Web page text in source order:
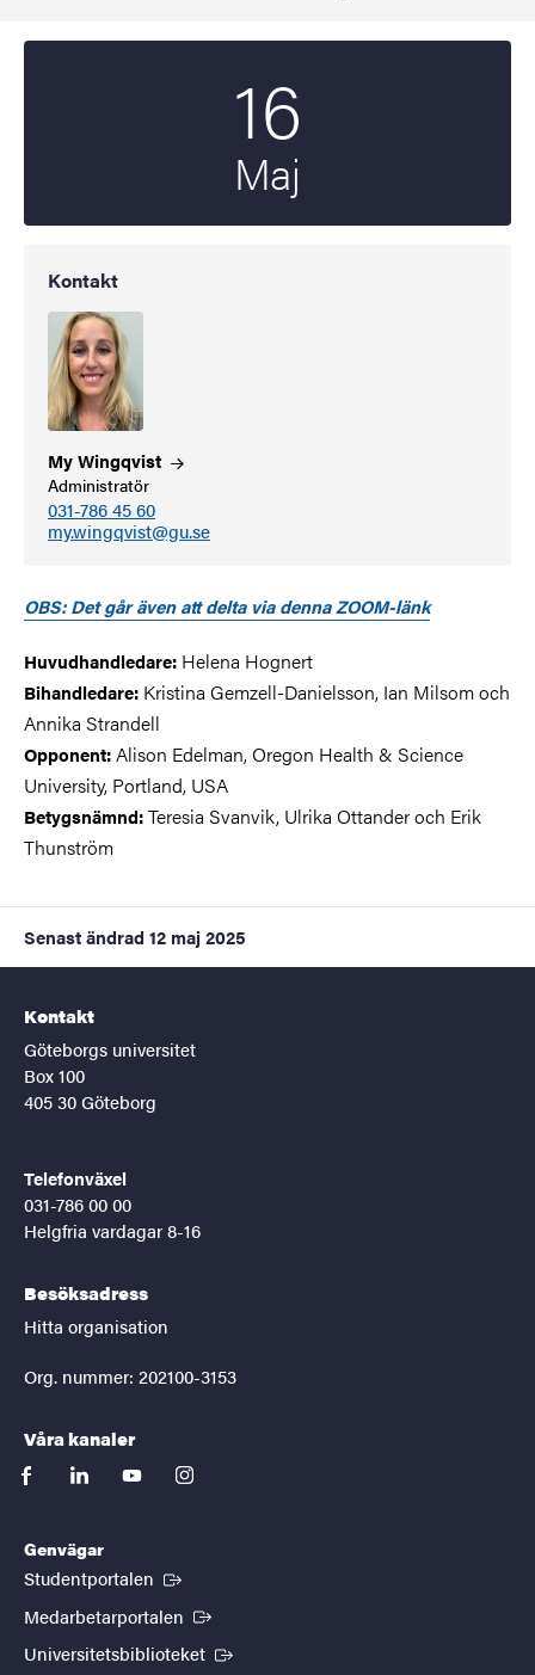
16
Maj
Kontakt
MyWingqvist
Administratör
031-786 45 60
my.wingqvist@gu.se
OBS: Det går även att delta via denna ZOOM-länk
Huvudhandledare: Helena Hognert
Bihandledare: Kristina Gemzell-Danielsson, Ian Milsom och
Annika Strandell
Opponent:Alison Edelman, Oregon Health & Science
University, Portland, USA
Betygsnämnd:Teresia Svanvik, Ulrika Ottander och Erik
Thunström
Senast ändrad 12 maj 2025
Kontakt
Göteborgs universitet
Box 100
405 30 Göteborg
Telefonväxel
031-786 00 00
Helgfria vardagar 8-16
Besöksadress
Hitta organisation
Org. nummer: 202100-3153
Våra kanaler
facebooklinkedinyoutubeinstagram
Genvägar
Studentportalen (Extern länk)
Medarbetarportalen (Extern länk)
Universitetsbiblioteket (Extern länk)